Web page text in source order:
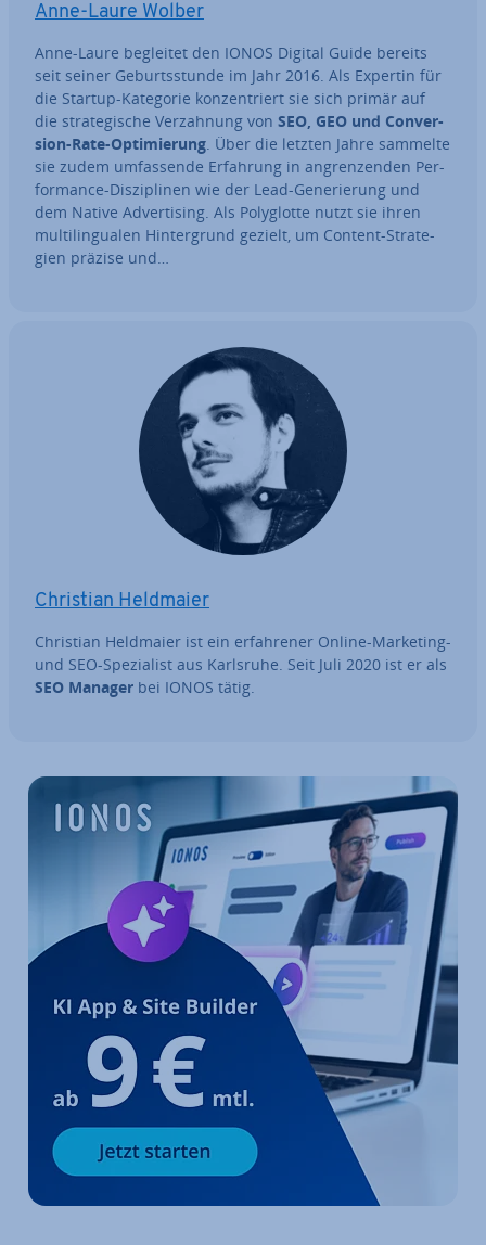
Anne-Laure Wolber
Anne-Laure begleitet den IONOS Digital Guide bereits
seit seiner Ge­burts­stun­de im Jahr 2016. Als Expertin für
die Startup-Kategorie kon­zen­triert sie sich primär auf
die stra­te­gi­sche Ver­zah­nung von SEO, GEO und Con­ver­
si­on-Rate-Op­ti­mie­rung . Über die letzten Jahre sammelte
sie zudem um­fas­sen­de Erfahrung in an­gren­zen­den Per­
for­mance-Dis­zi­pli­nen wie der Lead-Ge­ne­rie­rung und
dem Native Ad­ver­ti­sing. Als Po­ly­glot­te nutzt sie ihren
mul­ti­l­in­gua­len Hin­ter­grund gezielt, um Content-Stra­te­
gien präzise und…
Christian Heldmaier
Christian Heldmaier ist ein er­fah­re­ner Online-Marketing-
und SEO-Spe­zia­list aus Karlsruhe. Seit Juli 2020 ist er als
SEO Manager bei IONOS tätig.
Zum Hauptmenü